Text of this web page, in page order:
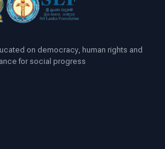
on democracy, human rights and
for social progress